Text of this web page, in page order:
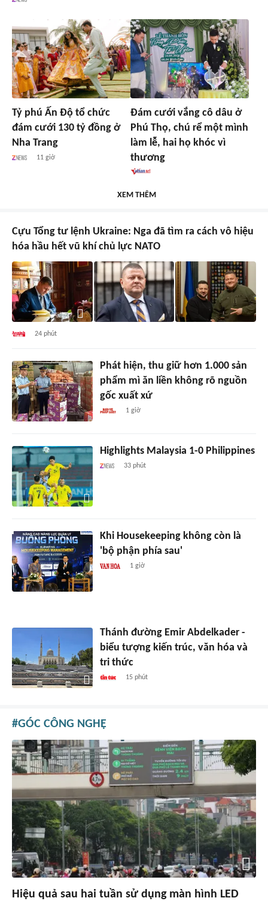
Tỷ phú Ấn Độ tổ chức
đám cưới 130 tỷ đồng ở
Nha Trang
11 giờ
Đám cưới vắng cô dâu ở
Phú Thọ, chú rể một mình
làm lễ, hai họ khóc vì
thương
XEM THÊM
Cựu Tổng tư lệnh Ukraine: Nga đã tìm ra cách vô hiệu
hóa hầu hết vũ khí chủ lực NATO
24 phút
Phát hiện, thu giữ hơn 1.000 sản
phẩm mì ăn liền không rõ nguồn
gốc xuất xứ
1 giờ
Highlights Malaysia 1-0 Philippines
33 phút
Khi Housekeeping không còn là
'bộ phận phía sau'
1 giờ
Thánh đường Emir Abdelkader -
biểu tượng kiến trúc, văn hóa và
tri thức
15 phút
GÓC CÔNG NGHỆ
Hiệu quả sau hai tuần sử dụng màn hình LED